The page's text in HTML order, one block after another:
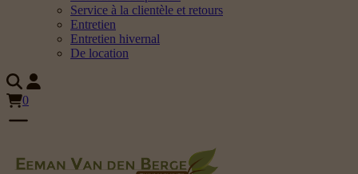
Service à la clientèle et retours
Entretien
Entretien hivernal
De location
0